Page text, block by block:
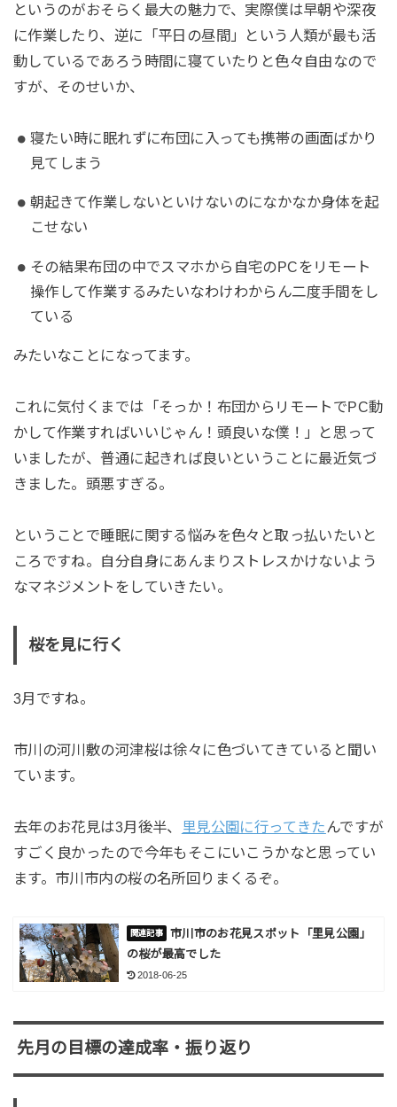
というのがおそらく最大の魅力で、実際僕は早朝や深夜
に作業したり、逆に「平日の昼間」という人類が最も活
動しているであろう時間に寝ていたりと色々自由なので
すが、そのせいか、
寝たい時に眠れずに布団に入っても携帯の画面ばかり
見てしまう
朝起きて作業しないといけないのになかなか身体を起
こせない
その結果布団の中でスマホから自宅のPCをリモート
操作して作業するみたいなわけわからん二度手間をし
ている
みたいなことになってます。
これに気付くまでは「そっか！布団からリモートでPC動
かして作業すればいいじゃん！頭良いな僕！」と思って
いましたが、普通に起きれば良いということに最近気づ
きました。頭悪すぎる。
ということで睡眠に関する悩みを色々と取っ払いたいと
ころですね。自分自身にあんまりストレスかけないよう
なマネジメントをしていきたい。
桜を見に行く
3月ですね。
市川の河川敷の河津桜は徐々に色づいてきていると聞い
ています。
去年のお花見は3月後半、 里見公園に行ってきた んですが
すごく良かったので今年もそこにいこうかなと思ってい
ます。市川市内の桜の名所回りまくるぞ。
市川市のお花見スポット「里見公園」
の桜が最高でした
2018-06-25
先月の目標の達成率・振り返り